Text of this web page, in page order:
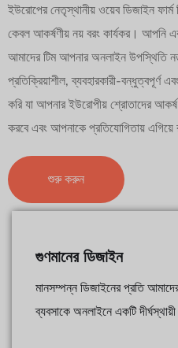
ইউরোপের নেতৃস্থানীয় ওয়েব ডিজাইন
কেবল আকর্ষণীয় নয় বরং কার্যকর। আপনি
আমাদের টিম আপনার অনলাইন উপস্থিতি
প্রতিক্রিয়াশীল, ব্যবহারকারী-বন্ধুত্বপূর্ণ
করি যা আপনার ইউরোপীয় শ্রোতাদের
করবে এবং আপনাকে প্রতিযোগিতায় এগিয়ে
শুরু করুন
গুণমানের ডিজাইন
মানসম্পন্ন ডিজাইনের প্রতি
ব্যবসাকে অনলাইনে একটি